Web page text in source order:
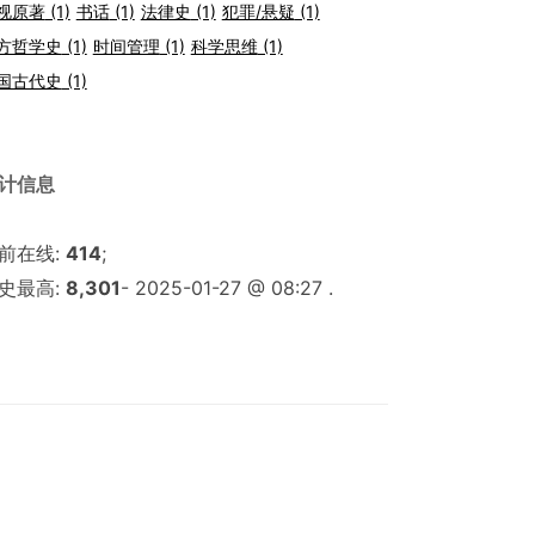
原著(1) 书话(1) 法律史 (1) 犯罪/悬疑 (1)
哲学史 (1) 时间管理 (1) 科学思维(1)
古代史 (1)
信息
在线: 414;
最高: 8,301- 2025-01-27 @ 08:27 .